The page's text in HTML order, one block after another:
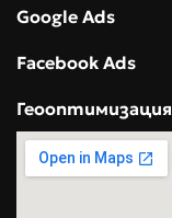
Google Ads
Facebook Ads
Геооптимизация